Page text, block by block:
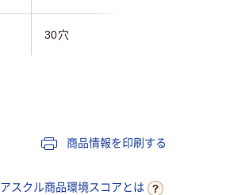
30穴
商品情報を印刷する
アスクル商品環境スコアとは